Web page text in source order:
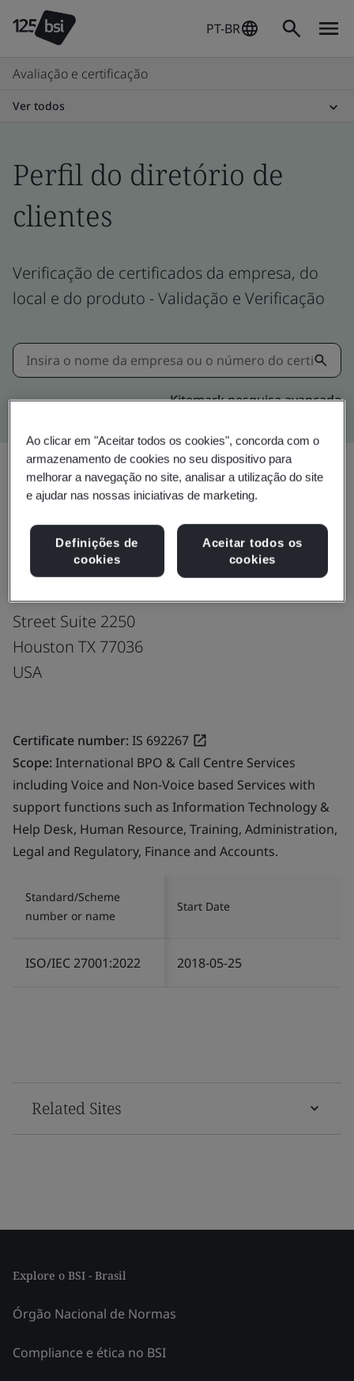
PT-BR
Avaliação e certificação
Ver todos
Perfil do diretório de
clientes
Verificação de certificados da empresa, do
local e do produto - Validação e Verificação
Kitemark pesquisa avançada
Compartilhar:
Fusion CX Limited
9702 Bissonnet
Street Suite 2250
Houston TX 77036
USA
Certificate number:IS 692267
Scope:International BPO & Call Centre Services
including Voice and Non-Voice based Services with
support functions such as Information Technology &
Help Desk, Human Resource, Training, Administration,
Legal and Regulatory, Finance and Accounts.
Standard/Scheme
number or name
Start Date
ISO/IEC 27001:2022 2018-05-25
Related Sites
Explore o BSI - Brasil
Órgão Nacional de Normas
Compliance e ética no BSI
Ao clicar em "Aceitar todos os cookies", concorda com o
armazenamento de cookies no seu dispositivo para
melhorar a navegação no site, analisar a utilização do site
e ajudar nas nossas iniciativas de marketing.
Definições de
cookies
Aceitar todos os
cookies